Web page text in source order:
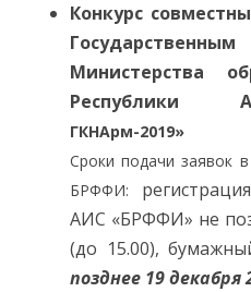
Конкурс
Министерства
Республики
ГКНАрм-2019»
Сроки подачи заявок
БРФФИ:
АИС «БРФФИ» не
(до 15.00),
позднее 19 декабря